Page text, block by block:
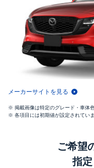
メーカーサイトを見る
掲載画像は特定のグレード・車体
各項目には初期値が設定されてい
ご希望
指